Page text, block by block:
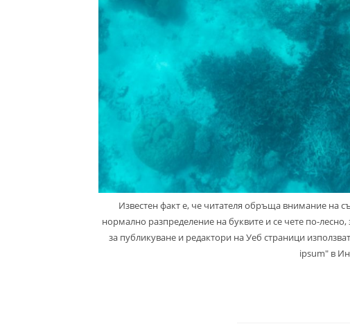
Известен факт е, че читателя обръща внимание на
нормално разпределение на буквите и се чете по-
за публикуване и редактори на Уеб страници
ipsum" в